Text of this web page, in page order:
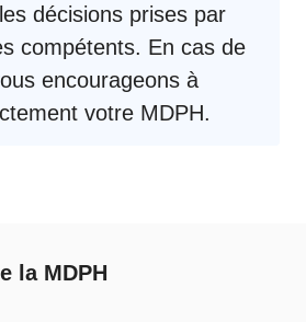
décisions prises par
compétents. En cas de
encourageons à
votre MDPH.
la MDPH